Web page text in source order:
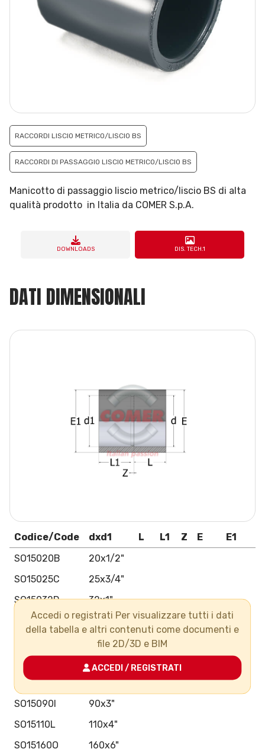
RACCORDI LISCIO METRICO/LISCIO BS
RACCORDI DI PASSAGGIO LISCIO METRICO/LISCIO BS
Manicotto di passaggio liscio metrico/liscio BS di alta
qualità prodotto in Italia da COMER S.p.A.
DOWNLOADS DIS. TECH.1
DATI DIMENSIONALI
Codice/Code dxd1 L L1 Z E E1
SO15020B
20x1/2"
SO15025C
25x3/4"
SO15032D
32x1"
SO15040E
40x1"1/4
50x1"1/2
SO15063G
63x2"
SO15075H
75x2"1/2
SO15090I
90x3"
SO15110L
110x4"
SO15160O
160x6"
Accedi o registrati Per visualizzare tutti i dati
della tabella e altri contenuti come documenti e
file 2D/3D e BIM
ACCEDI / REGISTRATI